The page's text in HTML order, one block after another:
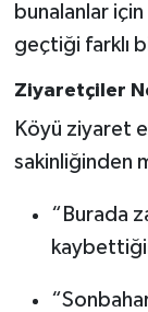
bunalanlar
geçtiği farklı
Ziyaretçiler
Köyü ziyaret
sakinliğinden
“Burada